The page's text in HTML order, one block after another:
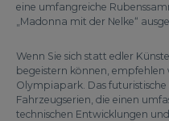
eine umfangreiche
„Madonna mit der Nelke“
Wenn Sie sich statt edler
begeistern können,
Olympiapark. Das
Fahrzeugserien, die einen
technischen Entwicklungen